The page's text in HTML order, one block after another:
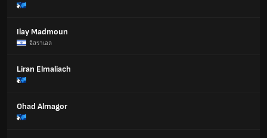
Ilay Madmoun
อิสราเอล
Liran Elmaliach
Ohad Almagor